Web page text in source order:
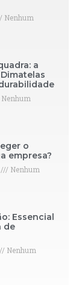
Nenhum
a
o
empresa?
Nenhum
Essencial
de
Nenhum